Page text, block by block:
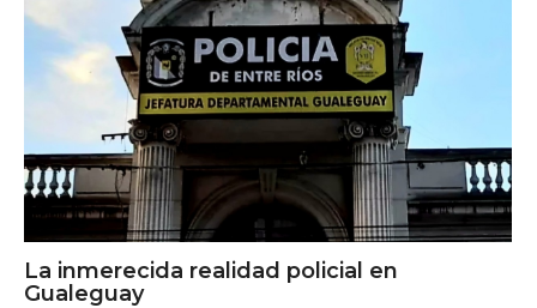
La inmerecida realidad policial en
Gualeguay